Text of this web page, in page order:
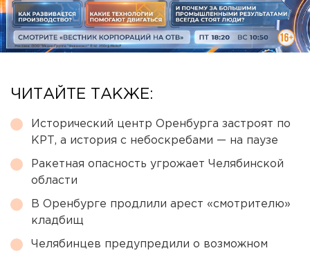
ЧИТАЙТЕ ТАКЖЕ:
Исторический центр Оренбурга застроят по
КРТ, а история с небоскребами — на паузе
Ракетная опасность угрожает Челябинской
области
В Оренбурге продлили арест «смотрителю»
кладбищ
Челябинцев предупредили о возможном